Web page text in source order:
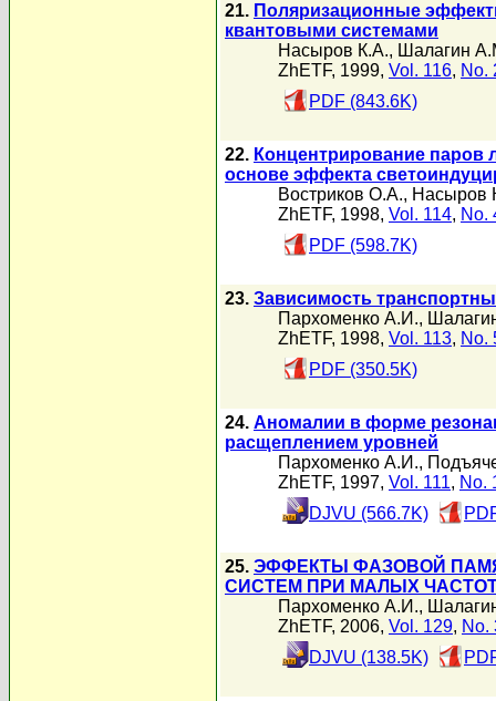
21. Поляризационные
квантовыми системами
Насыров К.А., Шалагин
ZhETF, 1999, Vol. 116, No.
PDF (843.6K)
22. Концентрирование паров
основе эффекта
Востриков О.А., Насыров
ZhETF, 1998, Vol. 114, No.
PDF (598.7K)
23. Зависимость
Пархоменко А.И.,
ZhETF, 1998, Vol. 113, No.
PDF (350.5K)
24. Аномалии в форме
расщеплением уровней
Пархоменко А.И.,
ZhETF, 1997, Vol. 111, No.
DJVU (566.7K)
25. ЭФФЕКТЫ ФАЗОВОЙ
СИСТЕМ ПРИ МАЛЫХ
Пархоменко А.И.,
ZhETF, 2006, Vol. 129, No.
DJVU (138.5K)